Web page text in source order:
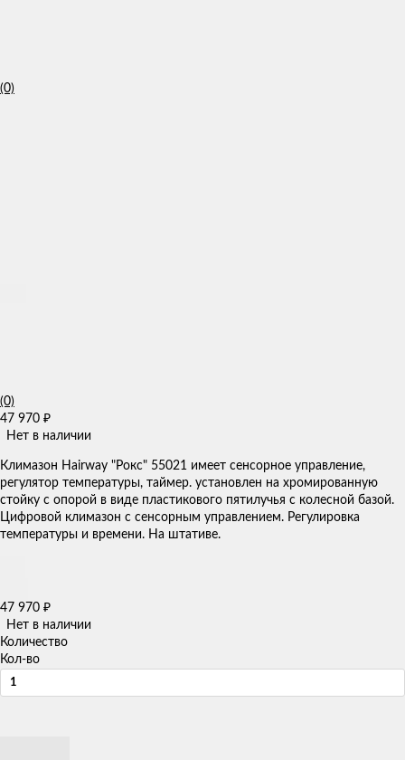
(0)
(0)
47 970 ₽
Нет в наличии
Климазон Hairway "Рокс" 55021 ​имеет сенсорное управление,
регулятор температуры, таймер. установлен на хромированную
стойку с опорой в виде пластикового пятилучья с колесной базой.​
Цифровой климазон с сенсорным управлением. Регулировка
температуры и времени. На штативе.
47 970 ₽
Нет в наличии
Количество
Кол-во